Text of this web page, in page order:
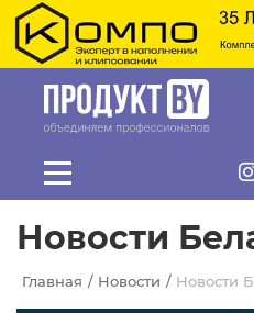
Перейти к основному
Новости
Главная Новости Новости